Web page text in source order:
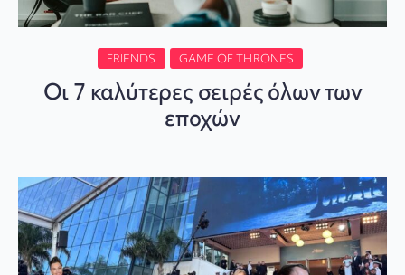
FRIENDS GAME OF THRONES
Οι 7 καλύτερες σειρές όλων των
εποχών